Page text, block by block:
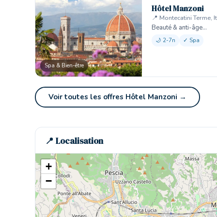
Spa & Bien-être
Hôtel Manzoni
📍 Montecatini Terme,
Beauté & anti-âge…
🌙 2-7n ✓ Spa
Voir toutes les offres Hôtel Manzoni →
📍 Localisation
+
−